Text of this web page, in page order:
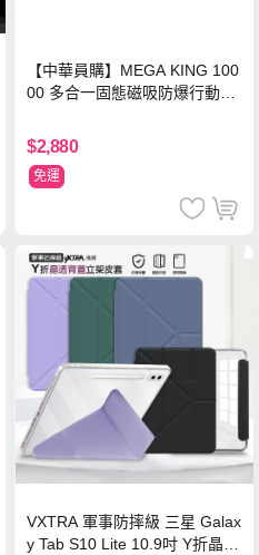
【中華員購】MEGA KING 100
00 多合一固態磁吸防爆行動電
$2,880
免運
VXTRA 軍事防摔級 三星 Galax
y Tab S10 Lite 10.9吋 Y折晶透